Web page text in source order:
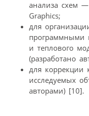
анализа схем
Graphics;
для
программными
и теплового
(разработано
для коррекции
исследуемых
авторами) [10].